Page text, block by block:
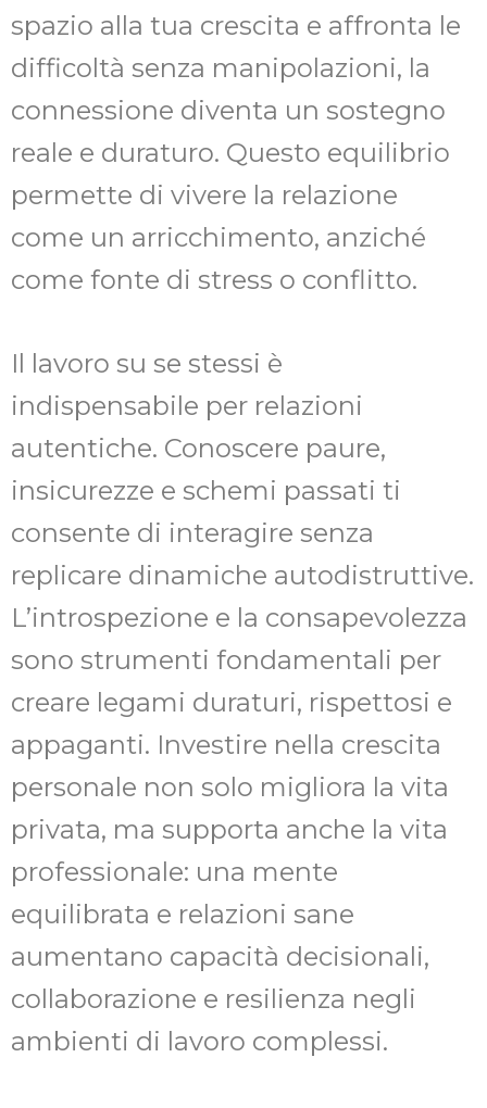
spazio alla tua crescita e affronta le
difficoltà senza manipolazioni, la
connessione diventa un sostegno
reale e duraturo. Questo equilibrio
permette di vivere la relazione
come un arricchimento, anziché
come fonte di stress o conflitto.
Il lavoro su se stessi è
indispensabile per relazioni
autentiche. Conoscere paure,
insicurezze e schemi passati ti
consente di interagire senza
replicare dinamiche autodistruttive.
L’introspezione e la consapevolezza
sono strumenti fondamentali per
creare legami duraturi, rispettosi e
appaganti. Investire nella crescita
personale non solo migliora la vita
privata, ma supporta anche la vita
professionale: una mente
equilibrata e relazioni sane
aumentano capacità decisionali,
collaborazione e resilienza negli
ambienti di lavoro complessi.